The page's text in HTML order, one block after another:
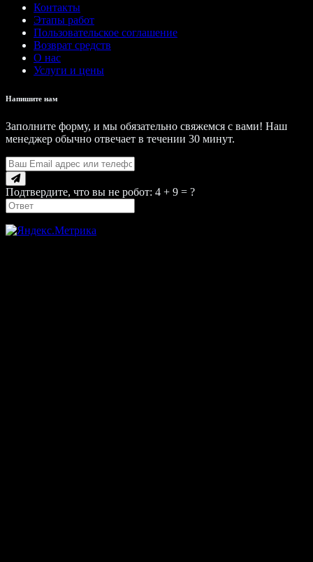
Контакты
Этапы работ
Пользовательское соглашение
Возврат средств
О нас
Услуги и цены
Напишите нам
Заполните форму, и мы обязательно свяжемся с вами! Наш
менеджер обычно отвечает в течении 30 минут.
Подтвердите, что вы не робот: 4 + 9 = ?